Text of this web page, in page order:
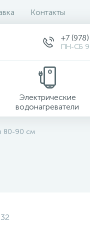
Контакты
+7 (978)
ПН-СБ
Электрические
водонагреватели
80-90 см